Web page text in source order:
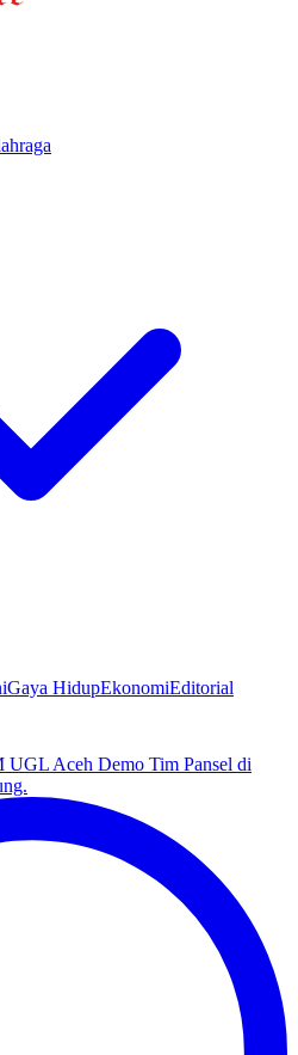
Gaya HidupEkonomiEditorial
UGL Aceh Demo Tim Pansel di